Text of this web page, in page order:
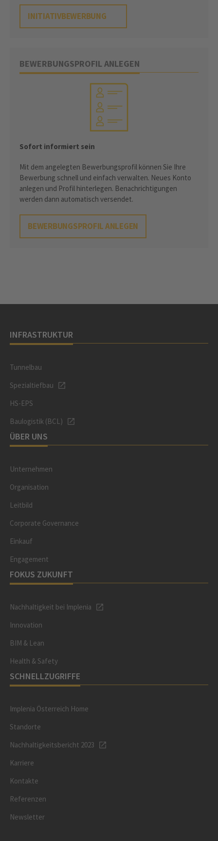
INITIATIVBEWERBUNG
BEWERBUNGSPROFIL ANLEGEN
Sofort informiert sein
Mit dem angelegten Bewerbungsprofil können Sie Ihre
Bewerbung schnell und einfach verwalten. Neues Konto
anlegen und Profil hinterlegen. Benachrichtigungen
werden dann automatisch versendet.
BEWERBUNGSPROFIL ANLEGEN
INFRASTRUKTUR
Tunnelbau
Spezialtiefbau
HS-EPS
Baulogistik (BCL)
ÜBER UNS
Unternehmen
Organisation
Leitbild
Corporate Governance
Einkauf
Engagement
FOKUS ZUKUNFT
Nachhaltigkeit bei Implenia
Innovation
BIM & Lean
Health & Safety
SCHNELLZUGRIFFE
Implenia Österreich Home
Standorte
Nachhaltigkeitsbericht 2023
Karriere
Kontakte
Referenzen
Newsletter